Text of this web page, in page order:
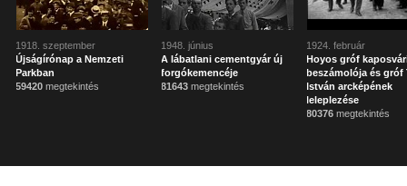
1918. szeptember
Újságírónap a Nemzeti
Parkban
59420 megtekintés
1948. június
A lábatlani cementgyár új
forgókemencéje
81643 megtekintés
1924. február
Hoyos gróf
beszámolója és gróf
István arcképének
leleplezése
80376 megtekintés